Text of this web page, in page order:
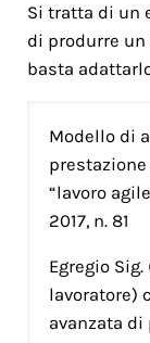
Si tratta di un
di produrre
basta
Modello di
“lavoro
2017, n. 81
Egregio
lavoratore)
avanzata